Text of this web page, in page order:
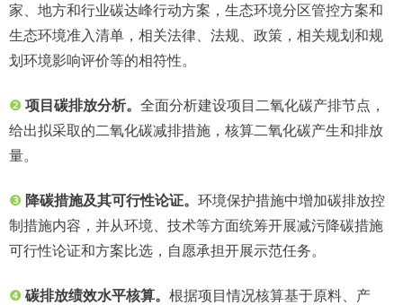
家、地方和行业碳达峰行动方案，生态环境分区管控方案和
生态环境准入清单，相关法律、法规、政策，相关规划和规
划环境影响评价等的相符性。
❷ 项目碳排放分析。 全面分析建设项目二氧化碳产排节点，
给出拟采取的二氧化碳减排措施，核算二氧化碳产生和排放
量。
❸ 降碳措施及其可行性论证。 环境保护措施中增加碳排放控
制措施内容，并从环境、技术等方面统筹开展减污降碳措施
可行性论证和方案比选，自愿承担开展示范任务。
❹ 碳排放绩效水平核算。 根据项目情况核算基于原料、产